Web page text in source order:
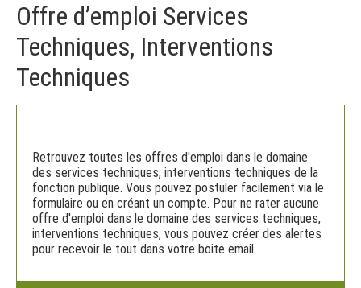
Offre d’emploi Services
Techniques, Interventions
Techniques
Retrouvez toutes les offres d'emploi dans le domaine
des services techniques, interventions techniques de la
fonction publique. Vous pouvez postuler facilement via le
formulaire ou en créant un compte. Pour ne rater aucune
offre d'emploi dans le domaine des services techniques,
interventions techniques, vous pouvez créer des alertes
pour recevoir le tout dans votre boite email.